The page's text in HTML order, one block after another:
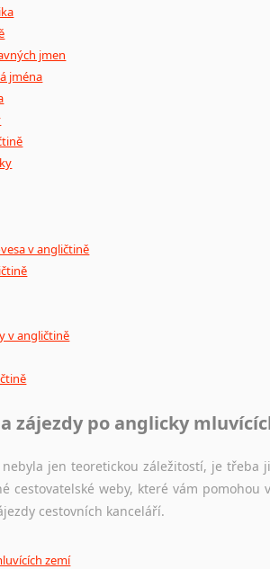
jmen
jména
v angličtině
v angličtině
zájezdy po anglicky
jen teoretickou záležitostí, je
cestovatelské weby, které vám
cestovních kanceláří.
zemí